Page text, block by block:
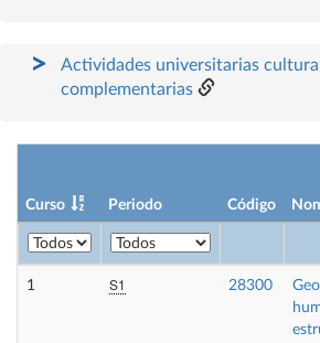
Actividades universitarias
complementarias
Curso Periodo Código
1 S1 28300